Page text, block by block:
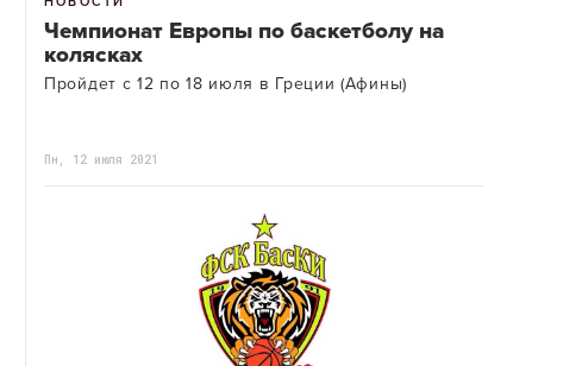
Чемпионат Европы по баскетболу на
колясках
Пройдет с 12 по 18 июля в Греции (Афины)
Пн, 12 июля 2021